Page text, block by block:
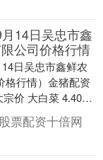
14日吴忠市鑫
公司价格行情
14日吴忠市鑫鲜农
格行情）金猪配资
价 大白菜 4.40
股票配资十倍网